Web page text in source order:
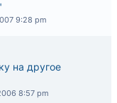
9:28 pm
на другое
8:57 pm